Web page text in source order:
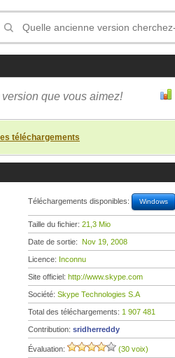
que vous aimez!
téléchargements
Téléchargements disponibles: Windows
Taille du fichier: 21,3 Mio
Date de sortie: Nov 19, 2008
Licence: Inconnu
Site officiel: http://www.skype.com
Société: Skype Technologies S.A
Total des téléchargements: 1 907 481
Contribution: sridherreddy
Évaluation: (30 voix)